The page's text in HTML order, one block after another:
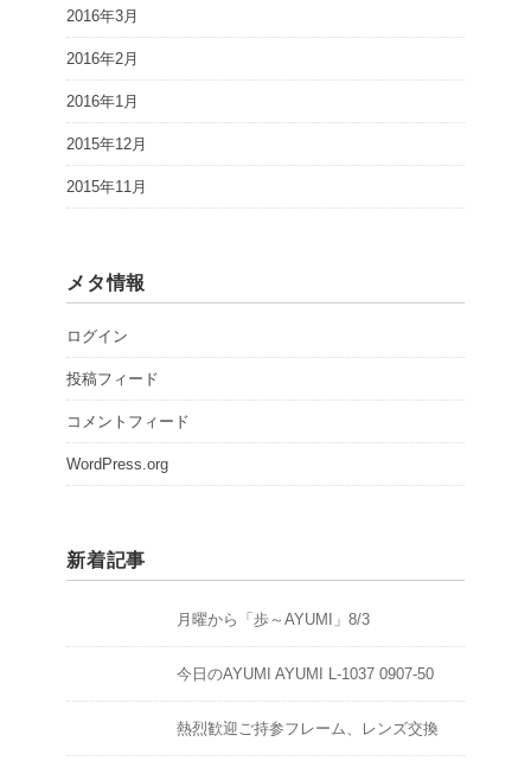
2016年3月
2016年2月
2016年1月
2015年12月
2015年11月
メタ情報
ログイン
投稿フィード
コメントフィード
WordPress.org
新着記事
月曜から「歩～AYUMI」8/3
今日のAYUMI AYUMI L-1037 0907-50
熱烈歓迎ご持参フレーム、レンズ交換